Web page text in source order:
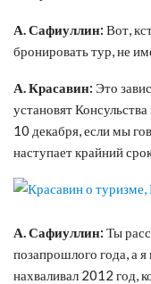
А. Сафиуллин: Вот,
бронировать тур, не
А. Красавин: Это
установят
10 декабря, если мы
наступает крайний
А. Сафиуллин: Ты
позапрошлого года, а
нахваливал 2012 год,